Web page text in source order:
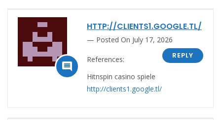

HTTP://CLIENTS1.GOOGLE.TL/
Posted On July 17, 2026
REPLY
References:
Hitnspin casino spiele
http://clients1.google.tl/